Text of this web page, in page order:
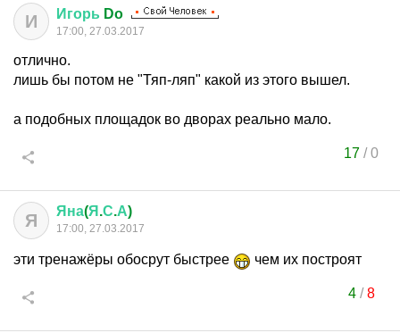
И Игорь Do
17:00, 27.03.2017
отлично.
лишь бы потом не "Тяп-ляп" какой из этого вышел.
а подобных площадок во дворах реально мало.
17 /0
Я Яна(Я .С.А)
17:00, 27.03.2017
эти тренажёры обосрут быстрее чем их построят
4/8